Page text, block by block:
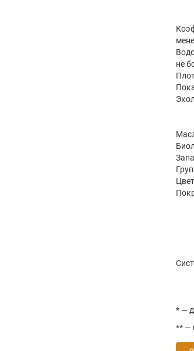
не
Цвет
* —
** —